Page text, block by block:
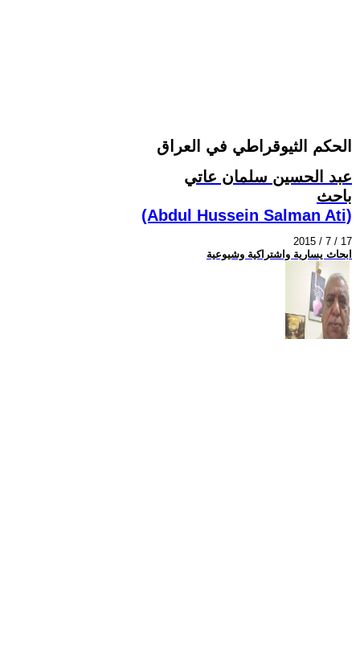
الحكم الثيوقراطي في العراق
عبد الحسين سلمان عاتي
باحث
(Abdul Hussein Salman Ati)
2015 / 7 / 17
ابحاث يسارية واشتراكية وشيوعية